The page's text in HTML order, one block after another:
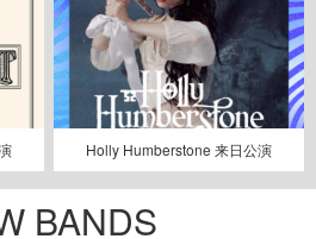
Holly Humberstone 来日公演
BANDS